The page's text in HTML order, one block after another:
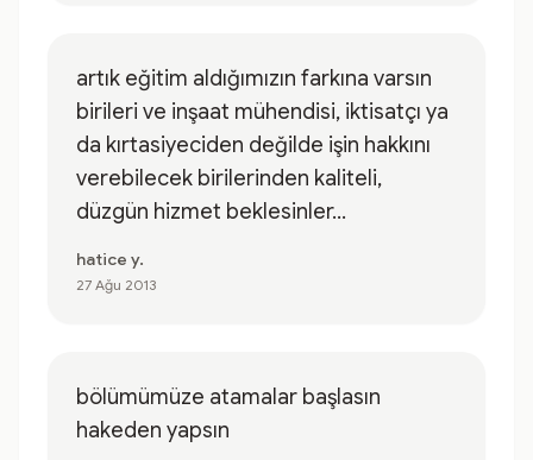
artık eğitim aldığımızın farkına varsın
birileri ve inşaat mühendisi, iktisatçı ya
da kırtasiyeciden değilde işin hakkını
verebilecek birilerinden kaliteli,
düzgün hizmet beklesinler...
hatice y.
27 Ağu 2013
bölümümüze atamalar başlasın
hakeden yapsın